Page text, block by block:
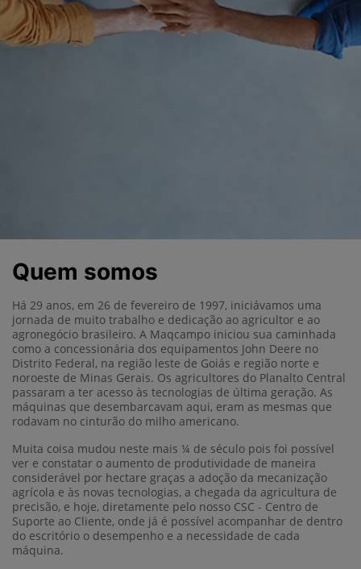
Quem somos
Há 29 anos, em 26 de fevereiro de 1997, iniciávamos uma
jornada de muito trabalho e dedicação ao agricultor e ao
agronegócio brasileiro. A Maqcampo iniciou sua caminhada
como a concessionária dos equipamentos John Deere no
Distrito Federal, na região leste de Goiás e região norte e
noroeste de Minas Gerais. Os agricultores do Planalto Central
passaram a ter acesso às tecnologias de última geração. As
máquinas que desembarcavam aqui, eram as mesmas que
rodavam no cinturão do milho americano.
Muita coisa mudou neste mais ¼ de século pois foi possível
ver e constatar o aumento de produtividade de maneira
considerável por hectare graças a adoção da mecanização
agrícola e às novas tecnologias, a chegada da agricultura de
precisão, e hoje, diretamente pelo nosso CSC - Centro de
Suporte ao Cliente, onde já é possível acompanhar de dentro
do escritório o desempenho e a necessidade de cada
máquina.